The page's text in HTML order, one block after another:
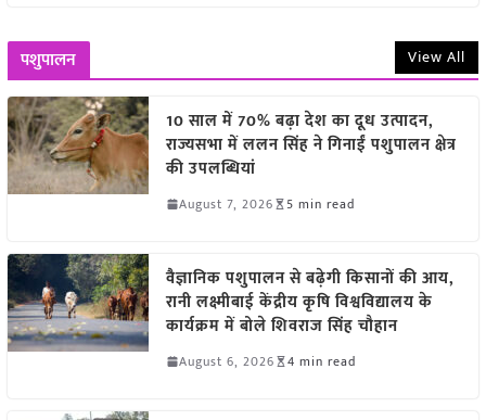
पशुपालन View All
10 साल में 70% बढ़ा देश का दूध उत्पादन,
राज्यसभा में ललन सिंह ने गिनाईं पशुपालन क्षेत्र
की उपलब्धियां
August 7, 2026 5 min read
वैज्ञानिक पशुपालन से बढ़ेगी किसानों की आय,
रानी लक्ष्मीबाई केंद्रीय कृषि विश्वविद्यालय के
कार्यक्रम में बोले शिवराज सिंह चौहान
August 6, 2026 4 min read